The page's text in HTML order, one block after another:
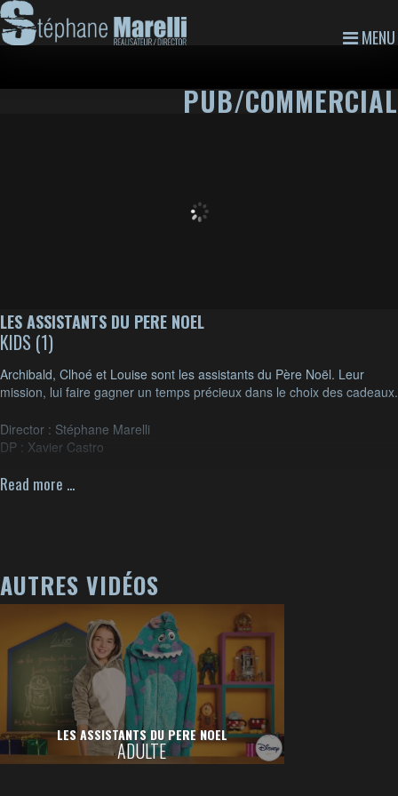
MENU
PUB/COMMERCIAL
LES ASSISTANTS DU PERE NOEL
KIDS (1)
Archibald, Clhoé et Louise sont les assistants du Père Noël. Leur
mission, lui faire gagner un temps précieux dans le choix des cadeaux.
Director : Stéphane Marelli
DP : Xavier Castro
Client : Walt Disney Company
Read more ...
AUTRES VIDÉOS
LES ASSISTANTS DU PERE NOEL
ADULTE